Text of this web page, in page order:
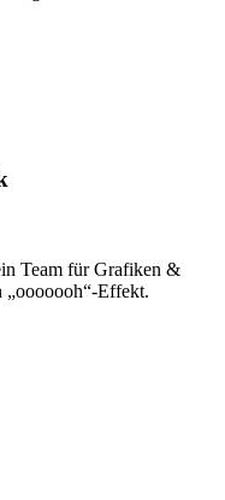
Team für Grafiken &
„ooooooh“-Effekt.